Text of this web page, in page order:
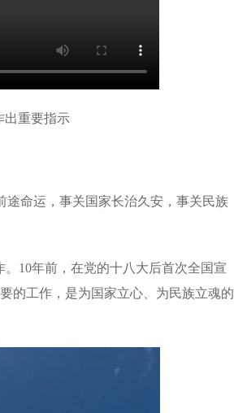
出重要指示
途命运，事关国家长治久安，事关民族
10年前，在党的十八大后首次全国宣
的工作，是为国家立心、为民族立魂的